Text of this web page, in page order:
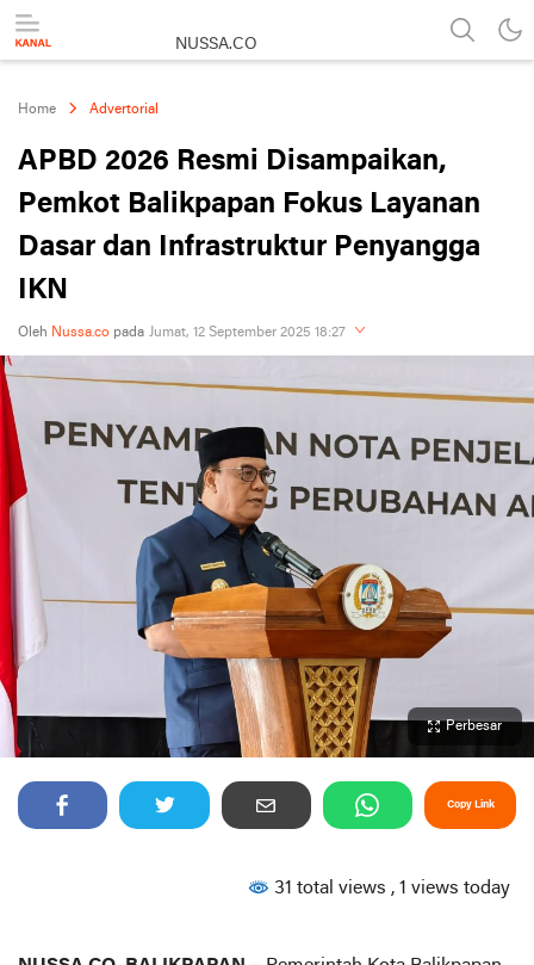
NUSSA.CO
Home Advertorial
APBD 2026 Resmi Disampaikan,
Pemkot Balikpapan Fokus Layanan
Dasar dan Infrastruktur Penyangga
IKN
Oleh Nussa.co pada Jumat, 12 September 2025 18:27
Perbesar
Copy Link
31 total views , 1 views today